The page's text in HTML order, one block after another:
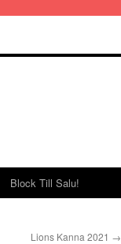
Block Till Salu!
Lions Kanna 2021 →